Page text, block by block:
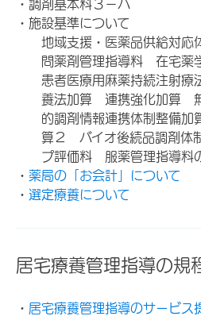
・調剤基本料３－ハ
・施設基準について
地域支援・医薬品供給対
問薬剤管理指導料 在宅薬
患者医療用麻薬持続注射
養法加算 連携強化加算
的調剤情報連携体制整備
算２ バイオ後続品調剤体
プ評価料 服薬管理指導料
・ 薬局の「お会計」について
・ 選定療養について
居宅療養管理指導の規
・ 居宅療養管理指導のサービス